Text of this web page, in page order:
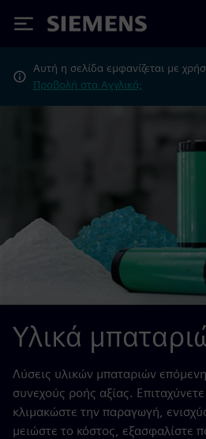
Siemens
Αυτή η σελίδα εμφανίζεται με
Προβολή στα Αγγλικά;
Υλικά
Λύσεις υλικών μπαταριών
συνεχούς ροής αξίας.
κλιμακώστε την παραγωγή,
μειώστε το κόστος, εξασφαλίστε